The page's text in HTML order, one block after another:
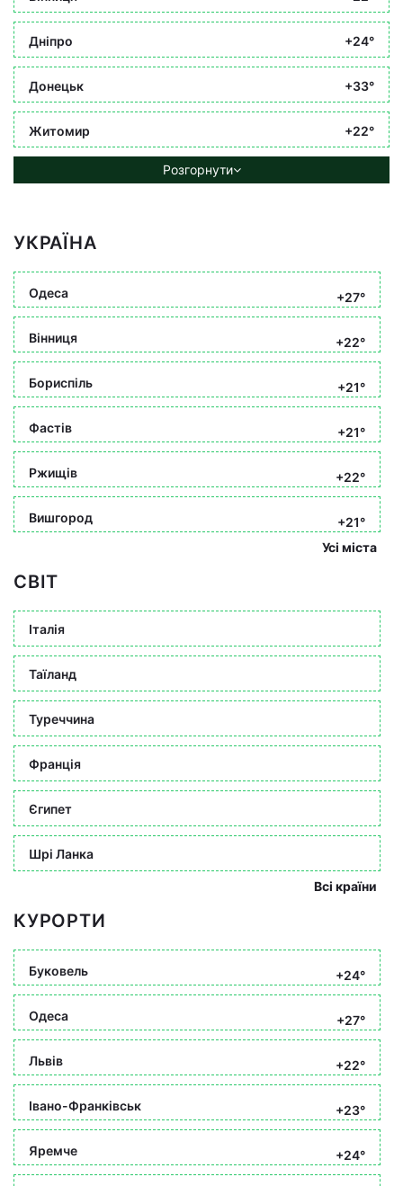
Дніпро +24°
Донецьк +33°
Житомир +22°
Розгорнути
УКРАЇНА
Одеса +27°
Вінниця +22°
Бориспіль +21°
Фастів +21°
Ржищів +22°
Вишгород
+21°
Усі міста
СВІТ
Італія
Таїланд
Туреччина
Франція
Єгипет
Шрі Ланка
Всі країни
КУРОРТИ
Буковель +24°
Одеса +27°
Львів +22°
Івано-Франківськ +23°
Яремче +24°